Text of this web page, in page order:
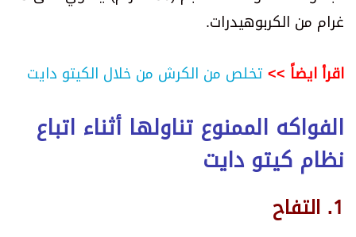
غرام من الكربوهيدرات.
اقرأ ايضاً >> تخلص من الكرش من خلال الكيتو دايت
الفواكه الممنوع تناولها أثناء اتباع
نظام كيتو دايت
1. التفاح